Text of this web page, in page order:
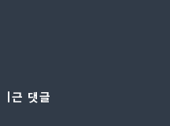
최근 댓글